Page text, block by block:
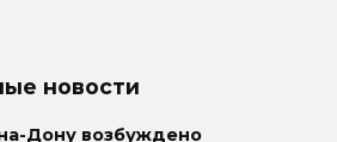
новости
Дону возбуждено